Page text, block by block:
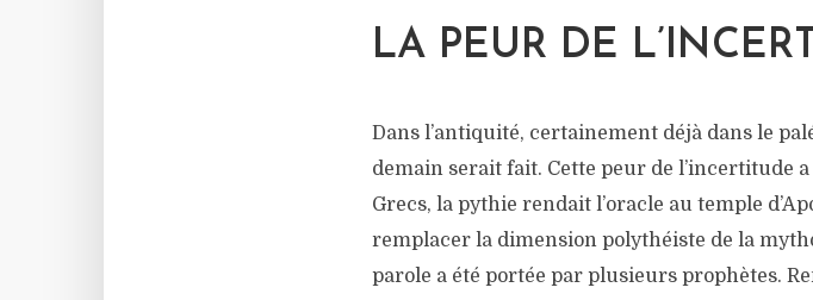
LA PEUR DE
Dans l’antiquité, certainement déjà dans le
demain serait fait. Cette peur de l’incertitude
Grecs, la pythie rendait l’oracle au temple
remplacer la dimension polythéiste de la
parole a été portée par plusieurs prophètes.